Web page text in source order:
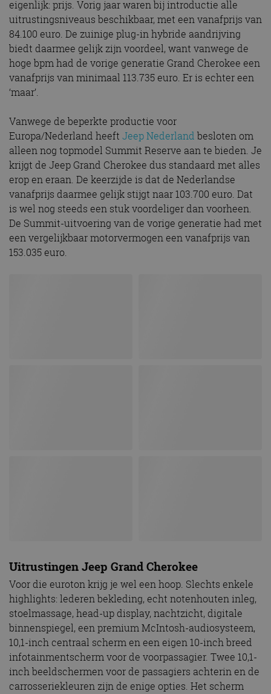
eigenlijk: prijs. Vorig jaar waren bij introductie alle
uitrustingsniveaus beschikbaar, met een vanafprijs van
84.100 euro. De zuinige plug-in hybride aandrijving
biedt daarmee gelijk zijn voordeel, want vanwege de
hoge bpm had de vorige generatie Grand Cherokee een
vanafprijs van minimaal 113.735 euro. Er is echter een
‘maar’.
Vanwege de beperkte productie voor
Europa/Nederland heeft Jeep Nederland besloten om
alleen nog topmodel Summit Reserve aan te bieden. Je
krijgt de Jeep Grand Cherokee dus standaard met alles
erop en eraan. De keerzijde is dat de Nederlandse
vanafprijs daarmee gelijk stijgt naar 103.700 euro. Dat
is wel nog steeds een stuk voordeliger dan voorheen.
De Summit-uitvoering van de vorige generatie had met
een vergelijkbaar motorvermogen een vanafprijs van
153.035 euro.
Uitrustingen Jeep Grand Cherokee
Voor die euroton krijg je wel een hoop. Slechts enkele
highlights: lederen bekleding, echt notenhouten inleg,
stoelmassage, head-up display, nachtzicht, digitale
binnenspiegel, een premium McIntosh-audiosysteem,
10,1-inch centraal scherm en een eigen 10-inch breed
infotainmentscherm voor de voorpassagier. Twee 10,1-
inch beeldschermen voor de passagiers achterin en de
carrosseriekleuren zijn de enige opties. Het scherm